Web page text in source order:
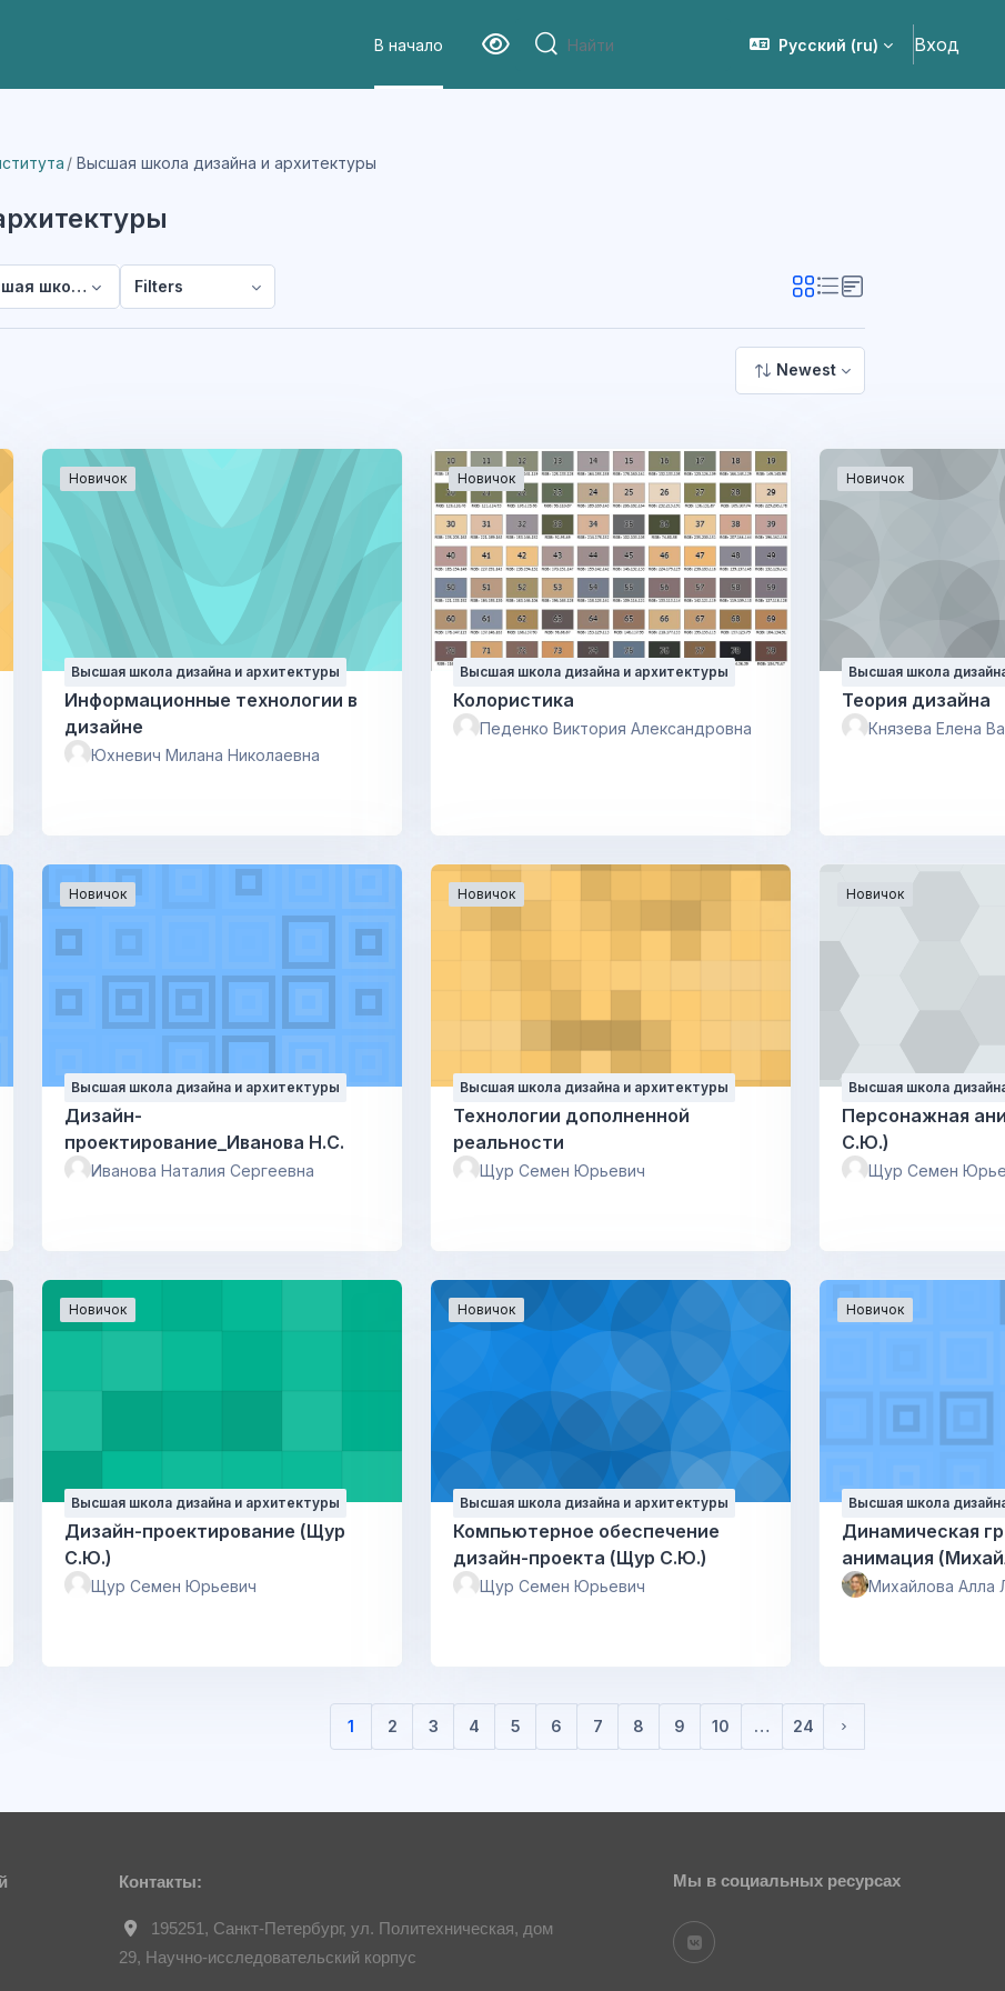
В начало Версия для слабовидящих
Найти
Найти Русский ‎(ru)‎ Вход
Высшая школа дизайна и архитектуры
школа дизайна и архитектуры
Filters
Newest
Новичок
Высшая школа дизайна и архитектуры
Информационные технологии в
дизайне
Юхневич Милана Николаевна
Новичок
Высшая школа дизайна и архитектуры
Колористика
Педенко Виктория Александровна
Новичок
Высшая школа
Теория дизайна
Князева Елена
Новичок
Высшая школа дизайна и архитектуры
Дизайн-
проектирование_Иванова Н.С.
Иванова Наталия Сергеевна
Новичок
Высшая школа дизайна и архитектуры
Технологии дополненной
реальности
Щур Семен Юрьевич
Новичок
Высшая школа
Персонажная
С.Ю.)
Щур Семен
Новичок
Высшая школа дизайна и архитектуры
Дизайн-проектирование (Щур
С.Ю.)
Щур Семен Юрьевич
Новичок
Высшая школа дизайна и архитектуры
Компьютерное обеспечение
дизайн-проекта (Щур С.Ю.)
Щур Семен Юрьевич
Новичок
Высшая школа
Динамическая
анимация
Михайлова Алла
1
(текущая)
2 3 4 5 6 7 8 9 10 … 24
Контакты:
195251, Санкт-Петербург, ул. Политехническая, дом
29, Научно-исследовательский корпус
Мы в социальных ресурсах